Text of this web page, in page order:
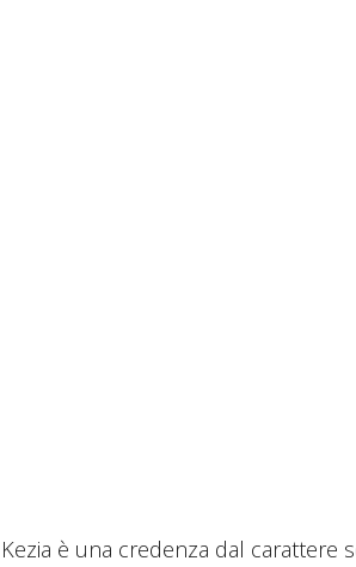
Kezia è una credenza dal carattere